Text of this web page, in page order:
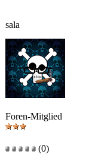
sala
Foren-Mitglied
(0)